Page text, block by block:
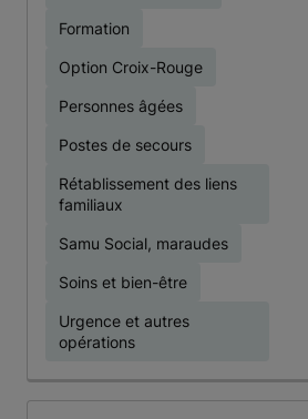
Formation
Option Croix-Rouge
Personnes âgées
Postes de secours
Rétablissement des liens
familiaux
Samu Social, maraudes
Soins et bien-être
Urgence et autres
opérations